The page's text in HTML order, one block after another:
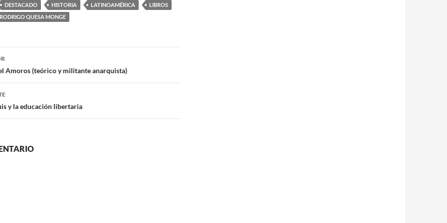
DESTACADO HISTORIA LATINOAMÉRICA
LIBROS
RODRIGO QUESA MONGE
Amoros (teórico y militante anarquista)
y la educación libertaria